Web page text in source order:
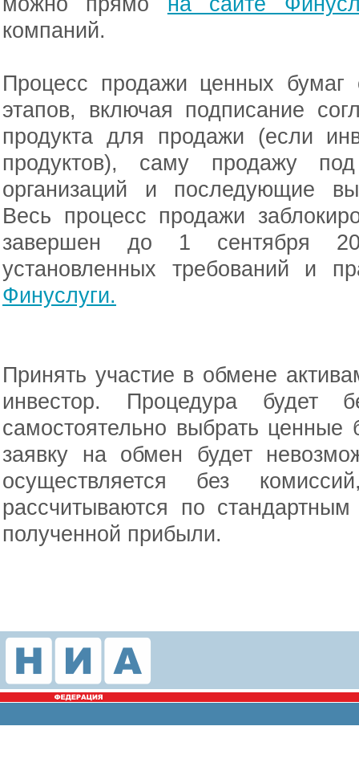
компаний.
Процесс продажи ценных бумаг
этапов, включая подписание
продукта для продажи (если
продуктов), саму продажу
организаций и последующие
Весь процесс продажи
завершен до 1 сентября
установленных требований и
Финуслуги.
Принять участие в обмене
инвестор. Процедура будет
самостоятельно выбрать ценные
заявку на обмен будет
осуществляется без
рассчитываются по
полученной прибыли.